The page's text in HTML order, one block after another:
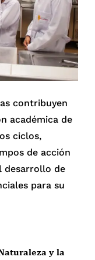
contribuyen
académica de
ciclos,
de acción
desarrollo de
para su
y la